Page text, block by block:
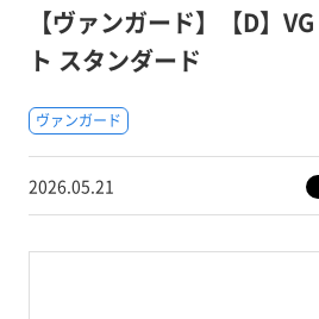
【ヴァンガード】【D】
ト スタンダード
ヴァンガード
2026.05.21